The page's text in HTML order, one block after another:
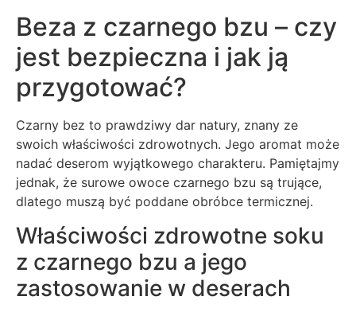
Beza z czarnego bzu – czy
jest bezpieczna i jak ją
przygotować?
Czarny bez to prawdziwy dar natury, znany ze
swoich właściwości zdrowotnych. Jego aromat może
nadać deserom wyjątkowego charakteru. Pamiętajmy
jednak, że surowe owoce czarnego bzu są trujące,
dlatego muszą być poddane obróbce termicznej.
Właściwości zdrowotne soku
z czarnego bzu a jego
zastosowanie w deserach